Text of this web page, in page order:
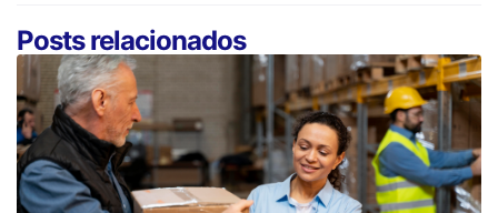
Posts relacionados